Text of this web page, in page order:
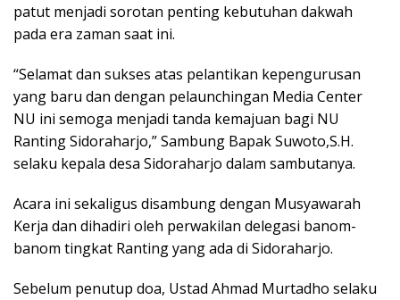
patut menjadi sorotan penting kebutuhan dakwah
pada era zaman saat ini.
“Selamat dan sukses atas pelantikan kepengurusan
yang baru dan dengan pelaunchingan Media Center
NU ini semoga menjadi tanda kemajuan bagi NU
Ranting Sidoraharjo,” Sambung Bapak Suwoto,S.H.
selaku kepala desa Sidoraharjo dalam sambutanya.
Acara ini sekaligus disambung dengan Musyawarah
Kerja dan dihadiri oleh perwakilan delegasi banom-
banom tingkat Ranting yang ada di Sidoraharjo.
Sebelum penutup doa, Ustad Ahmad Murtadho selaku